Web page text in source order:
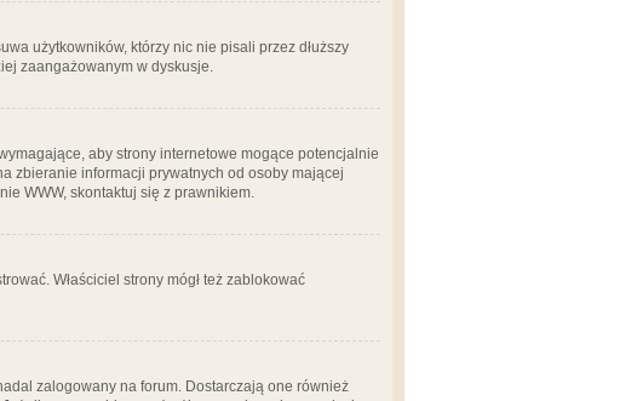
użytkowników, którzy nic nie pisali przez dłuższy
zaangażowanym w dyskusje.
aby strony internetowe mogące potencjalnie
zbieranie informacji prywatnych od osoby mającej
WWW, skontaktuj się z prawnikiem.
Właściciel strony mógł też zablokować
zalogowany na forum. Dostarczają one również